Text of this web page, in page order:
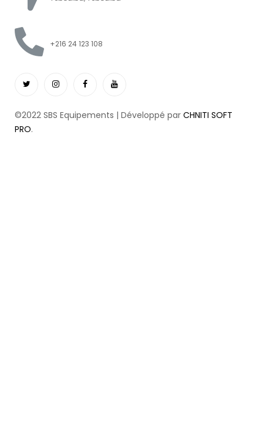
+216 24 123 108
©2022 SBS Equipements | Développé par CHNITI SOFT
PRO.